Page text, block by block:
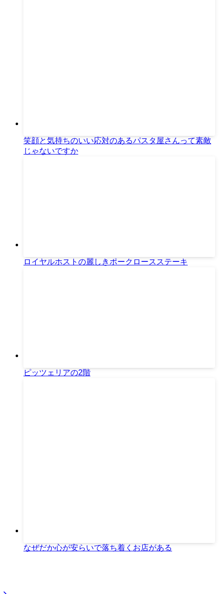
笑顔と気持ちのいい応対のあるパスタ屋さんって素敵
じゃないですか
ロイヤルホストの麗しきポークロースステーキ
ピッツェリアの2階
なぜだか心が安らいで落ち着くお店がある